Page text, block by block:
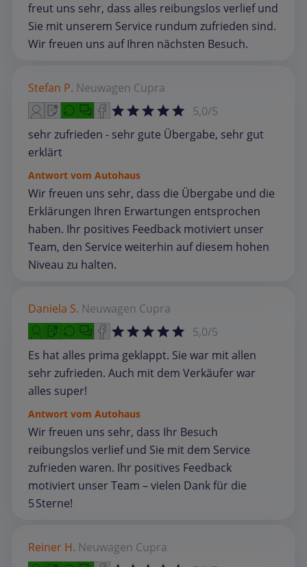
freut uns sehr, dass alles reibungslos verlief und
Sie mit unserem Service rundum zufrieden sind.
Wir freuen uns auf Ihren nächsten Besuch.
Stefan P. Neuwagen Cupra
5,0/5
sehr zufrieden - sehr gute Übergabe, sehr gut
erklärt
Antwort vom Autohaus
Wir freuen uns sehr, dass die Übergabe und die
Erklärungen Ihren Erwartungen entsprochen
haben. Ihr positives Feedback motiviert unser
Team, den Service weiterhin auf diesem hohen
Niveau zu halten.
Daniela S. Neuwagen Cupra
5,0/5
Es hat alles prima geklappt. Sie war mit allen
sehr zufrieden. Auch mit dem Verkäufer war
alles super!
Antwort vom Autohaus
Wir freuen uns sehr, dass Ihr Besuch
reibungslos verlief und Sie mit dem Service
zufrieden waren. Ihr positives Feedback
motiviert unser Team – vielen Dank für die
5 Sterne!
Reiner H. Neuwagen Cupra